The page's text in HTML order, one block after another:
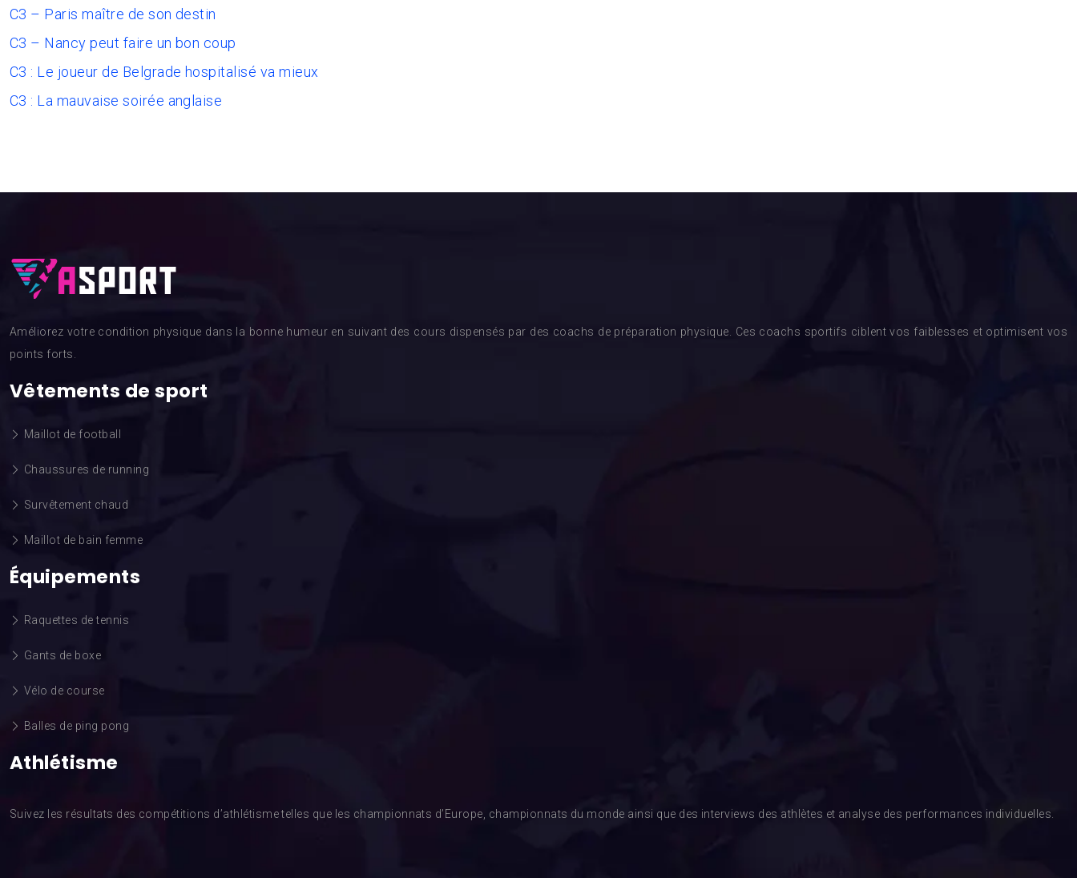
C3 – Paris maître de son destin
C3 – Nancy peut faire un bon coup
C3 : Le joueur de Belgrade hospitalisé va mieux
C3 : La mauvaise soirée anglaise
Améliorez votre condition physique dans la bonne humeur en suivant des cours dispensés par des coachs de préparation physique. Ces coachs sportifs ciblent vos faiblesses et optimisent vos
points forts.
Vêtements de sport
Maillot de football
Chaussures de running
Survêtement chaud
Maillot de bain femme
Équipements
Raquettes de tennis
Gants de boxe
Vélo de course
Balles de ping pong
Athlétisme
Suivez les résultats des compétitions d’athlétisme telles que les championnats d’Europe, championnats du monde ainsi que des interviews des athlètes et analyse des performances individuelles.